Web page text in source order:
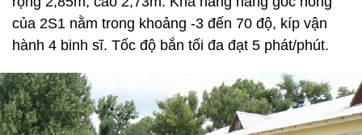
của 2S1 nằm trong khoảng -3 đến 70 độ, kíp vận
hành 4 binh sĩ. Tốc độ bắn tối đa đạt 5 phát/phút.